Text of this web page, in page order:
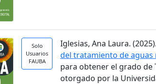
Solo
Usuarios
FAUBA
Iglesias, Ana Laura.
del tratamiento de
para obtener el grado de
otorgado por la